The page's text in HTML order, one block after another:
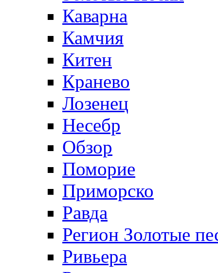
Каварна
Камчия
Китен
Кранево
Лозeнец
Несебр
Обзор
Поморие
Приморско
Равда
Регион Золотые
Ривьера